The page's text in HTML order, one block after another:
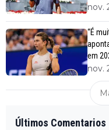
nov.
“É
em
nov.
Últimos Comentarios